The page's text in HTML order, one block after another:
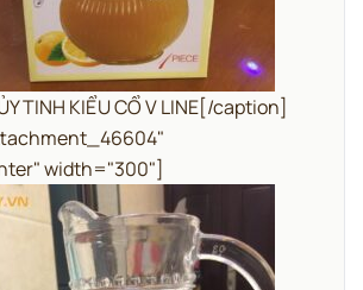
TINH KIỂU CỔ V LINE[/caption]
width="300"]